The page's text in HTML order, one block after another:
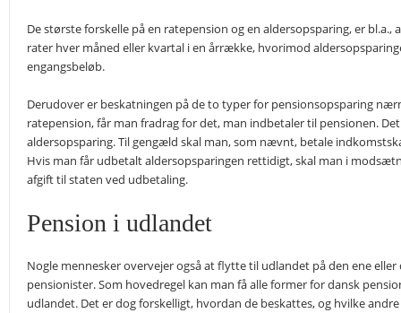
De største forskelle på en ratepension og en aldersopsparing, er
rater hver måned eller kvartal i en årrække, hvorimod
engangsbeløb.
Derudover er beskatningen på de to typer for pensionsopsparing
ratepension, får man fradrag for det, man indbetaler til pensionen.
aldersopsparing. Til gengæld skal man, som nævnt, betale
Hvis man får udbetalt aldersopsparingen rettidigt, skal man i
afgift til staten ved udbetaling.
Pension i udlandet
Nogle mennesker overvejer også at flytte til udlandet på den ene
pensionister. Som hovedregel kan man få alle former for dansk
udlandet. Det er dog forskelligt, hvordan de beskattes, og hvilke